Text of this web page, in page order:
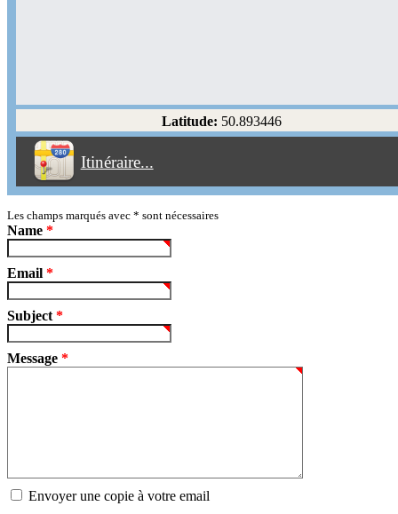
Latitude: 50.893446
Itinéraire...
Éviter les autoroutes
Éviter les péages
Partir! Reset
Les champs marqués avec * sont nécessaires
Name *
Email *
Subject *
Message *
Envoyer une copie à votre email